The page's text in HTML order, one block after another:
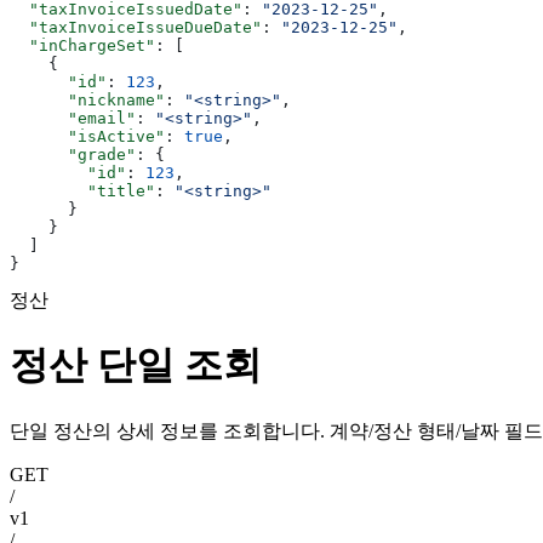
  "taxInvoiceIssuedDate"
: "2023-12-25" ,
  "taxInvoiceIssueDueDate"
: "2023-12-25" ,
  "inChargeSet"
: [
    {
      "id"
: 123 ,
      "nickname"
: "<string>" ,
      "email"
: "<string>" ,
      "isActive"
: true ,
      "grade"
: {
        "id"
: 123 ,
        "title"
:
"<string>"
      }
    }
}
정산
정산 단일 조회
단일 정산의 상세 정보를 조회합니다. 계약/정산 형태/날짜 필
GET
/
v1